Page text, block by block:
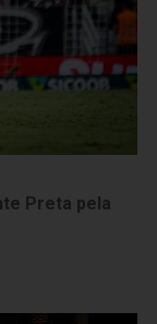
Preta pela